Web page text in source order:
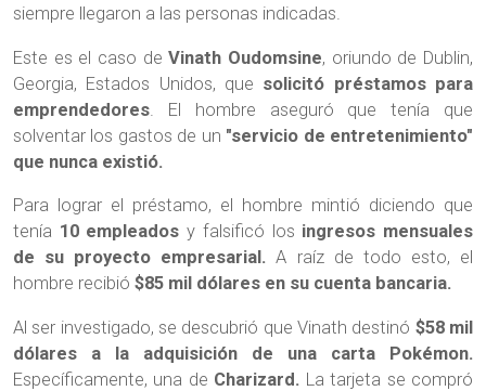
siempre llegaron a las personas indicadas.
Este es el caso deVinath Oudomsine, oriundo de Dublin,
Georgia, Estados Unidos, que solicitó préstamos para
emprendedores. El hombre aseguró que tenía que
solventar los gastos de un "servicio de entretenimiento"
que nunca existió.
Para lograr el préstamo, el hombre mintió diciendo que
tenía 10 empleados y falsificó los ingresos mensuales
de su proyecto empresarial. A raíz de todo esto, el
hombre recibió $85 mil dólares en su cuenta bancaria.
Al ser investigado, se descubrió que Vinath destinó $58 mil
dólares a la adquisición de una carta Pokémon.
Específicamente, una de Charizard. La tarjeta se compró